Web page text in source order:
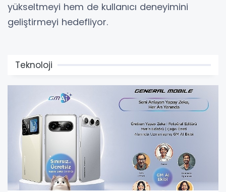
yükseltmeyi hem de kullanıcı deneyimini
geliştirmeyi hedefliyor.
Teknoloji